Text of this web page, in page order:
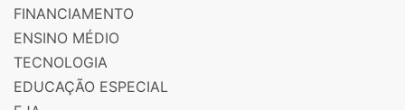
FINANCIAMENTO
ENSINO MÉDIO
TECNOLOGIA
EDUCAÇÃO ESPECIAL